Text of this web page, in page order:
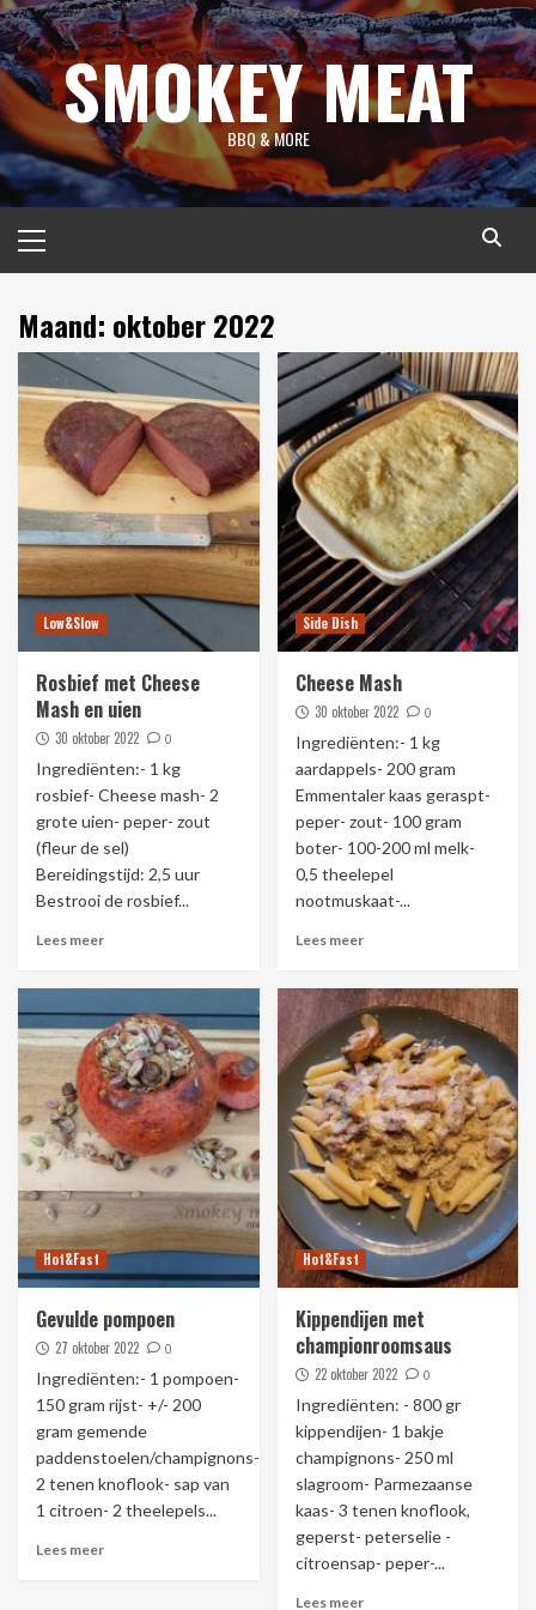
Spring
naar
inhoud SMOKEY MEAT
BBQ & MORE
menu
Maand: oktober 2022
Low&Slow
Rosbief met Cheese
Mash en uien
30 oktober 2022 0
Ingrediënten:- 1 kg
rosbief- Cheese mash- 2
grote uien- peper- zout
(fleur de sel)
Bereidingstijd: 2,5 uur
Bestrooi de rosbief...
Lees meer
Side Dish
Cheese Mash
30 oktober 2022 0
Ingrediënten:- 1 kg
aardappels- 200 gram
Emmentaler kaas geraspt-
peper- zout- 100 gram
boter- 100-200 ml melk-
0,5 theelepel
nootmuskaat-...
Lees meer
Hot&Fast
Gevulde pompoen
27 oktober 2022 0
Ingrediënten:- 1 pompoen-
150 gram rijst- +/- 200
gram gemende
paddenstoelen/champignons-
2 tenen knoflook- sap van
1 citroen- 2 theelepels...
Lees meer
Hot&Fast
Kippendijen met
championroomsaus
22 oktober 2022 0
Ingrediënten: - 800 gr
kippendijen- 1 bakje
champignons- 250 ml
slagroom- Parmezaanse
kaas- 3 tenen knoflook,
geperst- peterselie -
citroensap- peper-...
Lees meer